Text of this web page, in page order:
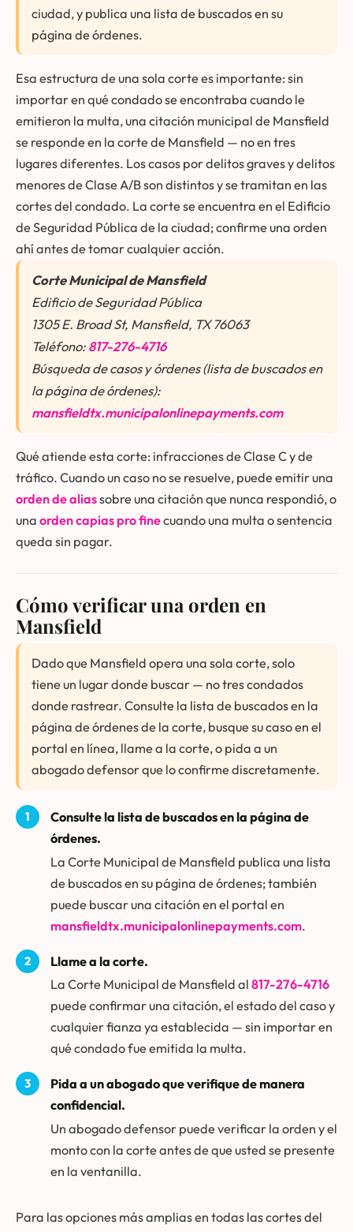
ciudad, y publica una lista de buscados en su
página de órdenes.
Esa estructura de una sola corte es importante: sin
importar en qué condado se encontraba cuando le
emitieron la multa, una citación municipal de Mansfield
se responde en la corte de Mansfield — no en tres
lugares diferentes. Los casos por delitos graves y delitos
menores de Clase A/B son distintos y se tramitan en las
cortes del condado. La corte se encuentra en el Edificio
de Seguridad Pública de la ciudad; confirme una orden
ahí antes de tomar cualquier acción.
Corte Municipal de Mansfield
Edificio de Seguridad Pública
1305 E. Broad St, Mansfield, TX 76063
Teléfono:817-276-4716
Búsqueda de casos y órdenes (lista de buscados en
la página de órdenes):
mansfieldtx.municipalonlinepayments.com
Qué atiende esta corte: infracciones de Clase C y de
tráfico. Cuando un caso no se resuelve, puede emitir una
orden de aliassobre una citación que nunca respondió, o
una orden capias pro finecuando una multa o sentencia
queda sin pagar.
Cómo verificar una orden en
Mansfield
Dado que Mansfield opera una sola corte, solo
tiene un lugar donde buscar — no tres condados
donde rastrear. Consulte la lista de buscados en la
página de órdenes de la corte, busque su caso en el
portal en línea, llame a la corte, o pida a un
abogado defensor que lo confirme discretamente.
Consulte la lista de buscados en la página de
órdenes.
La Corte Municipal de Mansfield publica una lista
de buscados en su página de órdenes; también
puede buscar una citación en el portal en
mansfieldtx.municipalonlinepayments.com.
Llame a la corte.
La Corte Municipal de Mansfield al 817-276-4716
puede confirmar una citación, el estado del caso y
cualquier fianza ya establecida — sin importar en
qué condado fue emitida la multa.
Pida a un abogado que verifique de manera
confidencial.
Un abogado defensor puede verificar la orden y el
monto con la corte antes de que usted se presente
en la ventanilla.
Para las opciones más amplias en todas las cortes del